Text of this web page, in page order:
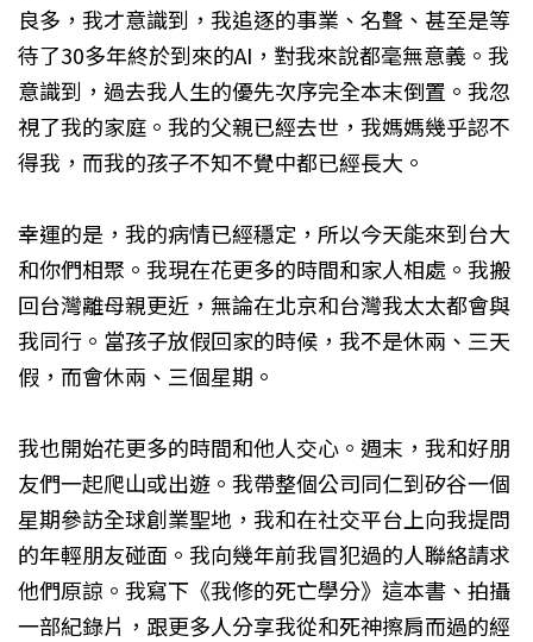
良多，我才意識到，我追逐的事業、名聲、甚至是等
待了30多年終於到來的AI，對我來說都毫無意義。我
意識到，過去我人生的優先次序完全本末倒置。我忽
視了我的家庭。我的父親已經去世，我媽媽幾乎認不
得我，而我的孩子不知不覺中都已經長大。
幸運的是，我的病情已經穩定，所以今天能來到台大
和你們相聚。我現在花更多的時間和家人相處。我搬
回台灣離母親更近，無論在北京和台灣我太太都會與
我同行。當孩子放假回家的時候，我不是休兩、三天
假，而會休兩、三個星期。
我也開始花更多的時間和他人交心。週末，我和好朋
友們一起爬山或出遊。我帶整個公司同仁到矽谷一個
星期參訪全球創業聖地，我和在社交平台上向我提問
的年輕朋友碰面。我向幾年前我冒犯過的人聯絡請求
他們原諒。我寫下《我修的死亡學分》這本書、拍攝
一部紀錄片，跟更多人分享我從和死神擦肩而過的經